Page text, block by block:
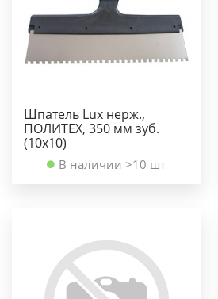
Шпатель Lux нерж.,
ПОЛИТЕХ, 350 мм зуб.
(10х10)
В наличии >10 шт